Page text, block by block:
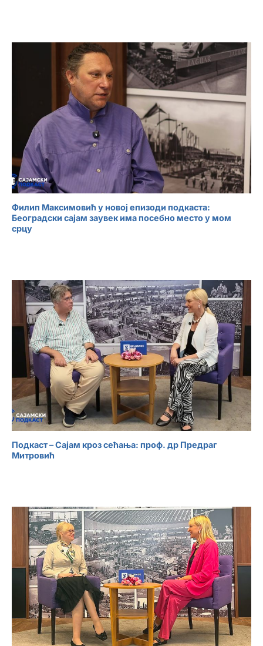
Филип Максимовић у новој епизоди подкаста:
Београдски сајам заувек има посебно место у мом
срцу
Подкаст – Сајам кроз сећања: проф. др Предраг
Митровић